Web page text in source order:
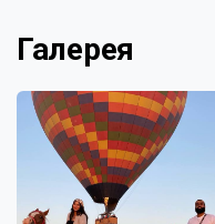
Галерея